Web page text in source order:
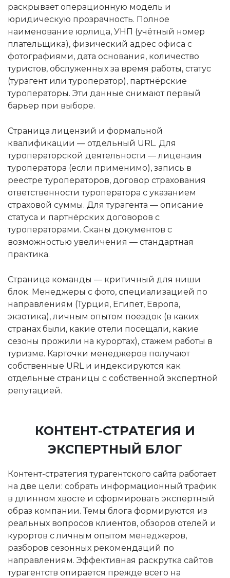
раскрывает операционную модель и
юридическую прозрачность. Полное
наименование юрлица, УНП (учётный номер
плательщика), физический адрес офиса с
фотографиями, дата основания, количество
туристов, обслуженных за время работы, статус
(турагент или туроператор), партнёрские
туроператоры. Эти данные снимают первый
барьер при выборе.
Страница лицензий и формальной
квалификации — отдельный URL. Для
туроператорской деятельности — лицензия
туроператора (если применимо), запись в
реестре туроператоров, договор страхования
ответственности туроператора с указанием
страховой суммы. Для турагента — описание
статуса и партнёрских договоров с
туроператорами. Сканы документов с
возможностью увеличения — стандартная
практика.
Страница команды — критичный для ниши
блок. Менеджеры с фото, специализацией по
направлениям (Турция, Египет, Европа,
экзотика), личным опытом поездок (в каких
странах были, какие отели посещали, какие
сезоны прожили на курортах), стажем работы в
туризме. Карточки менеджеров получают
собственные URL и индексируются как
отдельные страницы с собственной экспертной
репутацией.
КОНТЕНТ-СТРАТЕГИЯ И
ЭКСПЕРТНЫЙ БЛОГ
Контент-стратегия турагентского сайта работает
на две цели: собрать информационный трафик
в длинном хвосте и сформировать экспертный
образ компании. Темы блога формируются из
реальных вопросов клиентов, обзоров отелей и
курортов с личным опытом менеджеров,
разборов сезонных рекомендаций по
направлениям. Эффективная раскрутка сайтов
турагентств опирается прежде всего на